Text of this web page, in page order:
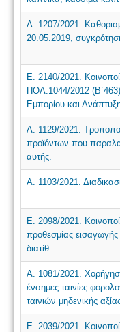
Α. 1207/2021.
20.05.2019,
Ε. 2140/2021.
ΠΟΛ.1044/2012
Εμπορίου και
Α. 1129/2021.
προϊόντων που
αυτής.
Α. 1103/2021.
Ε. 2098/2021.
προθεσμίας
διατίθ
Α. 1081/2021.
ένσημες ταινίες
ταινιών μηδενικής
Ε. 2039/2021.